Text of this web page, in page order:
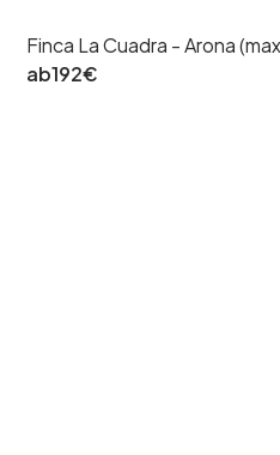
Finca La Cuadra - Arona
ab192€